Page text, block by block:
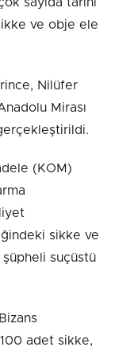
ve obje ele
Nilüfer
Mirası
(KOM)
sikke ve
şüpheli suçüstü
adet sikke,